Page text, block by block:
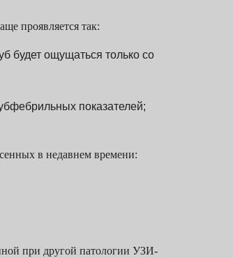
проявляется так:
будет ощущаться только со
показателей;
в недавнем времени:
при другой патологии УЗИ-